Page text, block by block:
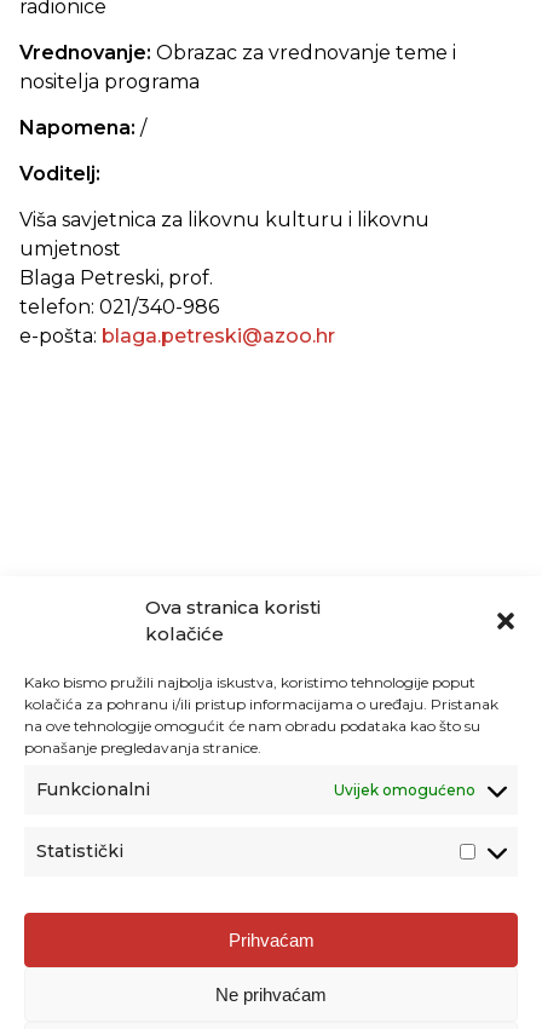
Ova stranica koristi
kolačiće
Kako bismo pružili najbolja iskustva, koristimo tehnologije poput
kolačića za pohranu i/ili pristup informacijama o uređaju. Pristanak
na ove tehnologije omogućit će nam obradu podataka kao što su
ponašanje pregledavanja stranice.
Funkcionalni Uvijek omogućeno
Statistički
Prihvaćam
Ne prihvaćam
radionice
Vrednovanje: Obrazac za vrednovanje teme i
nositelja programa
Napomena: /
Voditelj:
Viša savjetnica za likovnu kulturu i likovnu
umjetnost
Blaga Petreski, prof.
telefon: 021/340-986
e-pošta: blaga.petreski@azoo.hr
Agencija za odgoj i obrazovanje
Donje Svetice 38, 10000 Zagreb
1778129